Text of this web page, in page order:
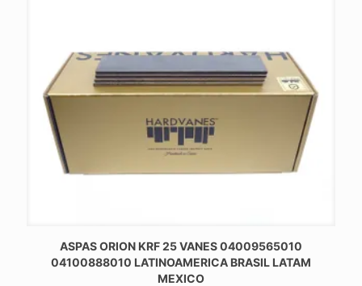
ASPAS ORION KRF 25 VANES 04009565010
04100888010 LATINOAMERICA BRASIL LATAM
MEXICO